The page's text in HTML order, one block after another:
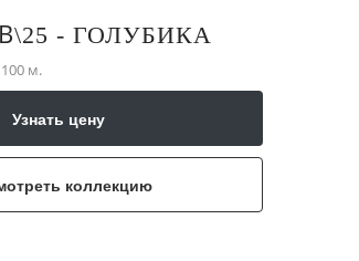
\​25 - ГОЛУБИКА
м.
Узнать цену
коллекцию